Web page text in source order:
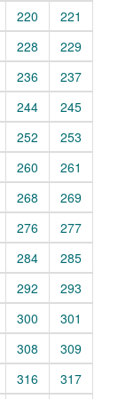
220
221
228
229
236
237
244
245
252
253
260
261
268
269
276
277
284
285
292
293
300
301
308
309
316
317